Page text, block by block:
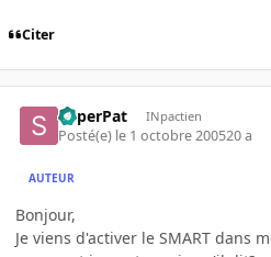
Citer
SuperPat INpactien
Posté(e) le 1 octobre 200520 a
AUTEUR
Bonjour,
Je viens d'activer le SMART dans